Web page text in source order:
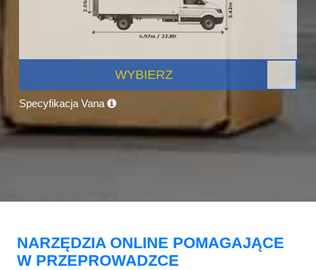
WYBIERZ
Specyfikacja Vana
NARZĘDZIA ONLINE POMAGAJĄCE
W PRZEPROWADZCE